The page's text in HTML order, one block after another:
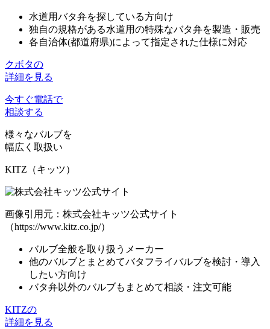
水道用バタ弁を探している方向け
独自の規格がある水道用の特殊なバタ弁を製造・販売
各自治体(都道府県)によって指定された仕様に対応
クボタの
詳細を見る
今すぐ電話で
相談する
様々なバルブを
幅広く取扱い
KITZ（キッツ）
画像引用元：株式会社キッツ公式サイト
（https://www.kitz.co.jp/）
バルブ全般を取り扱う メーカー
他のバルブとまとめてバタフライバルブを検討・導入
したい方向け
バタ弁以外のバルブも まとめて相談・注文可能
KITZの
詳細を見る